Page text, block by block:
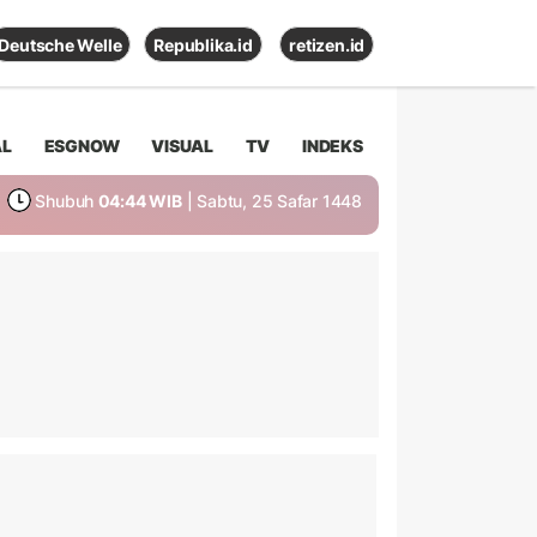
Deutsche Welle Republika.id retizen.id
ESGNOW VISUAL TV INDEKS
Shubuh 04:44 WIB | Sabtu, 25 Safar 1448